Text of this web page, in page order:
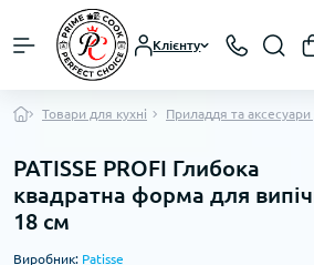
Клієнту
Товари для кухні Приладдя та аксесуари
PATISSE PROFI Глибока
квадратна форма для
18 см
Виробник: Patisse